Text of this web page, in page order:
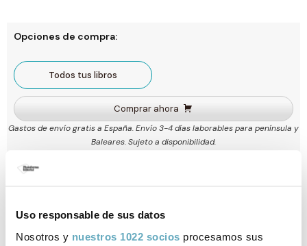
Uso responsable de sus datos
Nosotros y nuestros 1022 socios procesamos sus
Opciones de compra:
Todos tus libros
Comprar ahora
Gastos de envío gratis a España. Envío 3-4 días laborables para península y
Baleares. Sujeto a disponibilidad.
ISBN:978-84-16820-69-6